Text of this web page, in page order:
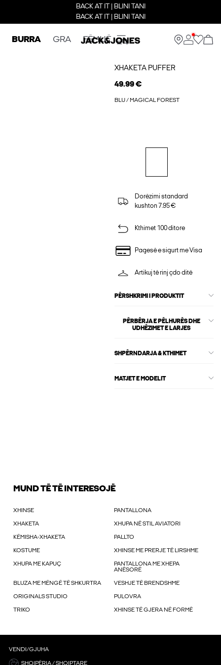
BACK AT IT | BLINI TANI
BACK AT IT | BLINI TANI
BURRA GRA FËMIJË
XHAKETA PUFFER
49.99 €
BLU / MAGICAL FOREST
Dorëzimi standard
kushton 7.95 €
Kthimet 100 ditore
Pagesë e sigurt me Visa
Artikuj të rinj çdo ditë
PËRSHKRIMI I PRODUKTIT
PËRBËRJA E PËLHURËS DHE
UDHËZIMET E LARJES
SHPËRNDARJA & KTHIMET
MATJET E MODELIT
MUND TË TË INTERESOJË
XHINSE PANTALLONA
XHAKETA XHUPA NË STIL AVIATORI
KËMISHA-XHAKETA PALLTO
KOSTUME XHINSE ME PRERJE TË LIRSHME
XHUPA ME KAPUÇ
PANTALLONA ME XHEPA
ANËSORË
BLUZA ME MËNGË TË SHKURTRA VESHJE TË BRENDSHME
ORIGINALS STUDIO PULOVRA
TRIKO XHINSE TË GJERA NË FORMË
VENDI/GJUHA
SHQIPËRIA / SHQIPTARE